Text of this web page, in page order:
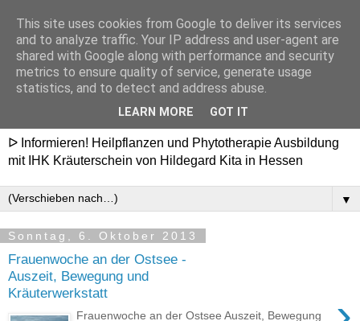
Heilpflanzenschule
Hildegard - Ausbildung in
ᐅ Informieren! Heilpflanzen und Phytotherapie Ausbildung
mit IHK Kräuterschein von Hildegard Kita in Hessen
▼
Sonntag, 6. Oktober 2013
Frauenwoche an der Ostsee -
Auszeit, Bewegung und
Kräuterwerkstatt
Frauenwoche an der Ostsee Auszeit, Bewegung
This site uses cookies from Google to deliver its services
and to analyze traffic. Your IP address and user-agent are
shared with Google along with performance and security
metrics to ensure quality of service, generate usage
statistics, and to detect and address abuse.
LEARN MORE GOT IT